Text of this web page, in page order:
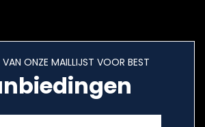
ONZE MAILLIJST VOOR BEST